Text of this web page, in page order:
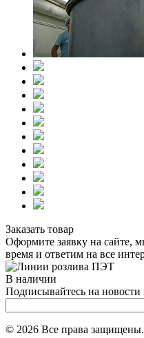
Заказать товар
Оформите заявку на сайте,
время и ответим на все
В наличии
Подписывайтесь на новости
© 2026 Все права защищены.